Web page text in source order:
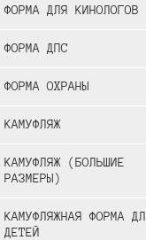
ФОРМА ДЛЯ КИНОЛОГОВ
ФОРМА ДПС
ФОРМА ОХРАНЫ
КАМУФЛЯЖ
КАМУФЛЯЖ (БОЛЬШИЕ
РАЗМЕРЫ)
КАМУФЛЯЖНАЯ ФОРМА
ДЕТЕЙ